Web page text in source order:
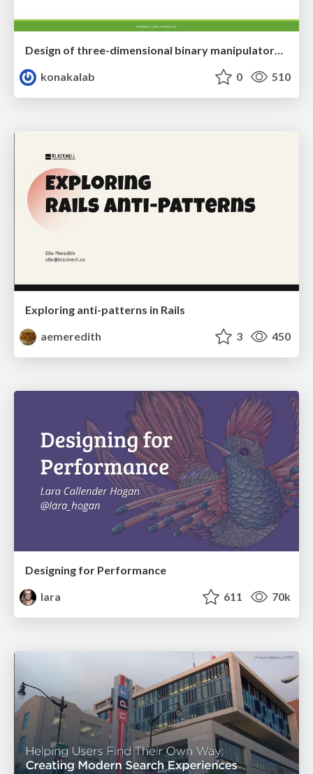
Design of three-dimensional binary manipulators for pick-and-place task avoiding obstacles (IECON2024)
konakalab
0 510
Exploring anti-patterns in Rails
aemeredith
3 450
Designing for Performance
lara
611 70k